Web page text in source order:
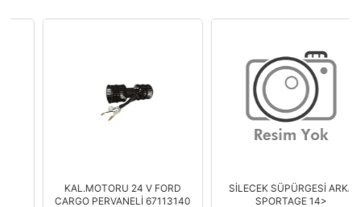
KAL.MOTORU 24 V FORD
CARGO PERVANELİ 67113140
SİLECEK SÜPÜRGESİ ARKA
SPORTAGE 14>